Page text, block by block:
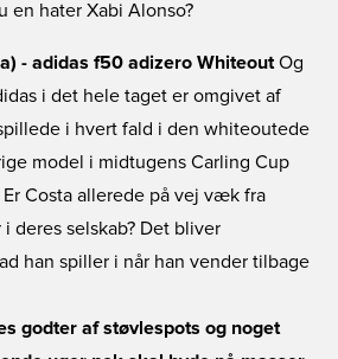
en hater Xabi Alonso?
- adidas f50 adizero Whiteout Og
i det hele taget er omgivet af
i hvert fald i den whiteoutede
model i midtugens Carling Cup
Costa allerede på vej væk fra
deres selskab? Det bliver
han spiller i når han vender tilbage
godter af støvlespots og noget